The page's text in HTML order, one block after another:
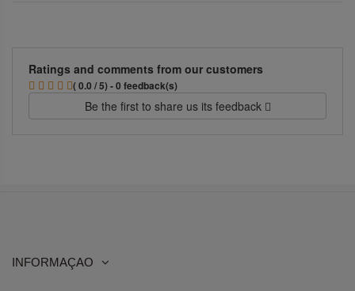
Ratings and comments from our customers
( 0.0 / 5) - 0 feedback(s)
Be the first to share us its feedback
INFORMAÇAO